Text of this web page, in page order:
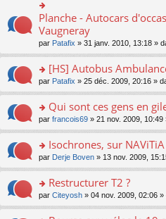
u
s
ré
e
lu
le
pl
u
s
c
e
nt
g
e
n
o
lu
le
pl
u
s
e
nt
m
e
s
a
e
n
o
lu
le
pl
u
s
e
nt
s
ult
er
le
m
e
s
a
e
n
o
lu
le
pl
u
s
o
n
ult
er
le
m
e
s
a
g
e
n
lu
le
pl
Planche - Autocars
Vaugneray
par Patafix » 31 janv. 2010, 13:18 »
o
n
ult
er
le
m
e
a
g
e
[HS] Autobus
par Patafix » 25 déc. 2009, 20:16 »
o
n
ult
er
le
m
e
Qui sont ces gens en
par francois69 » 21 nov. 2009, 10:49
o
n
ult
er
le
Isochrones, sur NAViTiA
par Derje Boven » 13 nov. 2009,
o
n
Restructurer T2 ?
par Citeyosh » 04 nov. 2009, 02:06 »